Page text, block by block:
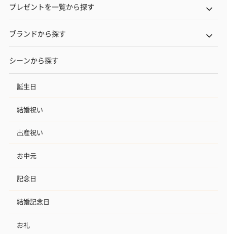
プレゼントを一覧から探す
ブランドから探す
シーンから探す
誕生日
結婚祝い
出産祝い
お中元
記念日
結婚記念日
お礼